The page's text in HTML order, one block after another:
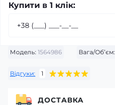
Модель: 1564986 Вага/Об’єм:
Відгуки: 1
Купити в 1 клік:
ДОСТАВКА